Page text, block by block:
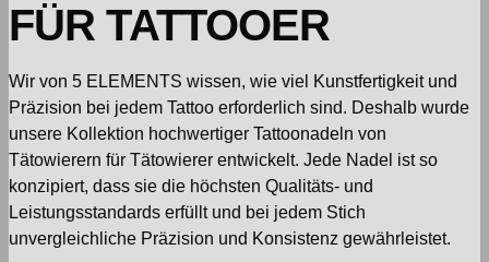
FÜR TATTOOER
Wir von 5 ELEMENTS wissen, wie viel Kunstfertigkeit und
Präzision bei jedem Tattoo erforderlich sind. Deshalb wurde
unsere Kollektion hochwertiger Tattoonadeln von
Tätowierern für Tätowierer entwickelt. Jede Nadel ist so
konzipiert, dass sie die höchsten Qualitäts- und
Leistungsstandards erfüllt und bei jedem Stich
unvergleichliche Präzision und Konsistenz gewährleistet.